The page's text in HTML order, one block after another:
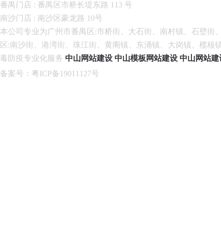
联系我们
番禺门店 : 番禺区市桥长堤东路 113 号
南沙门店 : 南沙区豪龙路 10号
本公司专业为广州市番禺区:市桥街、大石街、南村镇、石壁
区:南沙街、港湾街、珠江街、黄阁镇、东涌镇、大岗镇、榄
毒防疫专业化服务 中山网站建设 中山模板网站建设 中山网站建
备案号 ： 粤ICP备19011127号